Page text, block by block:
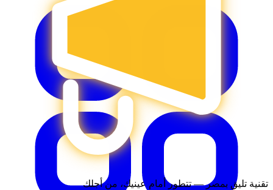
تقنية تليق بمصر — تتطور أمام عينيك، من أجلك